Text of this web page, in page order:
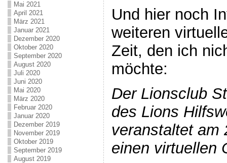
Mai 2021
April 2021
März 2021
Januar 2021
Dezember 2020
Oktober 2020
September 2020
August 2020
Juli 2020
Juni 2020
Mai 2020
März 2020
Februar 2020
Januar 2020
Dezember 2019
November 2019
Oktober 2019
September 2019
August 2019
Und hier noch
weiteren
Zeit, den ich
möchte:
Der Lionsclub
des Lions
veranstaltet am
einen